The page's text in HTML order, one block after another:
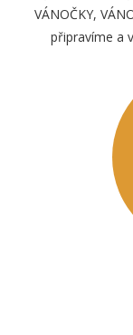
VÁNOČKY,
připravíme a